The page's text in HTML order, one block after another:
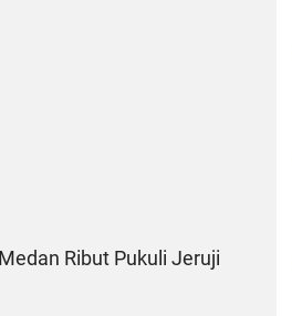
Ribut Pukuli Jeruji